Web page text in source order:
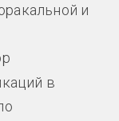
и
в